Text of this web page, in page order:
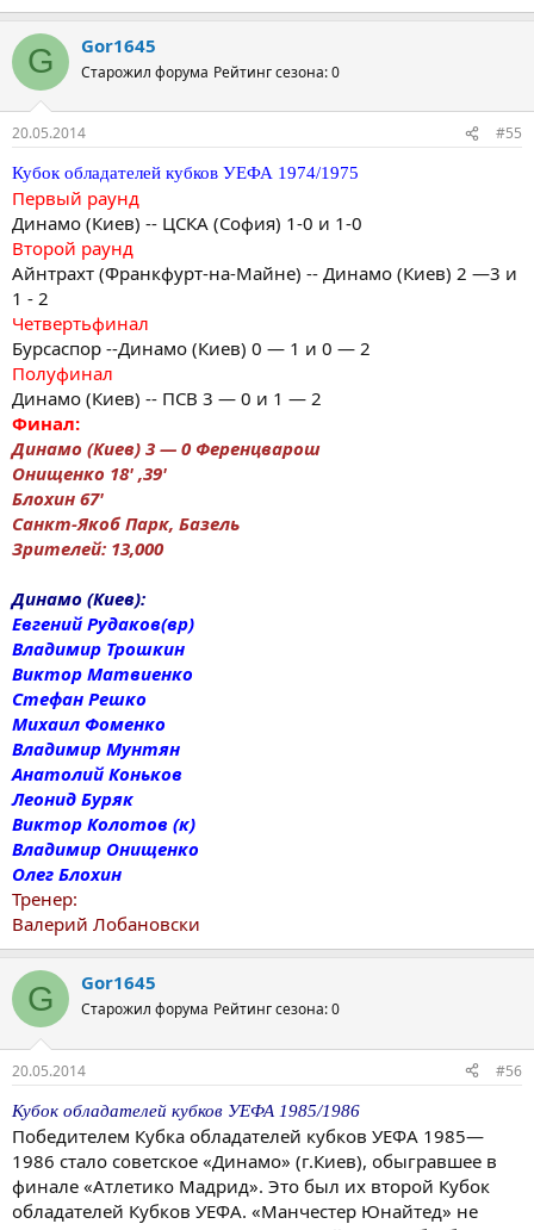
G Gor1645
Старожил форума Рейтинг сезона: 0
20.05.2014 #55
Кубок обладателей кубков УЕФА 1974/1975
Первый раунд
Динамо (Киев) -- ЦСКА (София) 1-0 и 1-0
Второй раунд
Айнтрахт (Франкфурт-на-Майне) -- Динамо (Киев) 2 —3 и
1 - 2
Четвертьфинал
Бурсаспор --Динамо (Киев) 0 — 1 и 0 — 2
Полуфинал
Динамо (Киев) -- ПСВ 3 — 0 и 1 — 2
Финал:
Динамо (Киев) 3 — 0 Ференцварош
Онищенко 18' ,39'
Блохин 67'
Санкт-Якоб Парк, Базель
Зрителей: 13,000
Динамо (Киев):
Евгений Рудаков(вр)
Владимир Трошкин
Виктор Матвиенко
Стефан Решко
Михаил Фоменко
Владимир Мунтян
Анатолий Коньков
Леонид Буряк
Виктор Колотов (к)
Владимир Онищенко
Олег Блохин
Тренер:
Валерий Лобановски
G Gor1645
Старожил форума Рейтинг сезона: 0
20.05.2014 #56
Кубок обладателей кубков УЕФА 1985/1986
Победителем Кубка обладателей кубков УЕФА 1985—
1986 стало советское «Динамо» (г.Киев), обыгравшее в
финале «Атлетико Мадрид». Это был их второй Кубок
обладателей Кубков УЕФА. «Манчестер Юнайтед» не